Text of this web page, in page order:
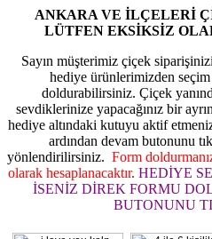
ANKARA VE İLÇELERİ
LÜTFEN EKSİKSİZ
Sayın müşterimiz çiçek
hediye ürünlerimizden
doldurabilirsiniz. Çiçek
sevdiklerinize yapacağınız bir
hediye altındaki kutuyu aktif
ardından devam butonunu
yönlendirilirsiniz. Form
olarak hesaplanacaktır. HEDİYE
İSENİZ DİREK FORMU
BUTONUNU